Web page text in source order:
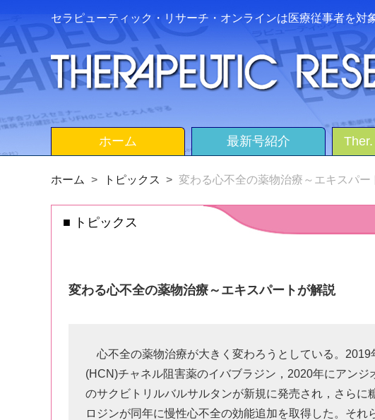
セラピューティック・リサーチ・オンラインは医療従事者を対
ホーム 最新号紹介
ホーム トピックス 変わる心不全の薬物治療～エキスパー
トピックス
変わる心不全の薬物治療～エキスパートが解説
心不全の薬物治療が大きく変わろうとしている。
(HCN)チャネル阻害薬のイバブラジン，2020年にアン
のサクビトリルバルサルタンが新規に発売され，さらに
ロジンが同年に慢性心不全の効能追加を取得した。そ